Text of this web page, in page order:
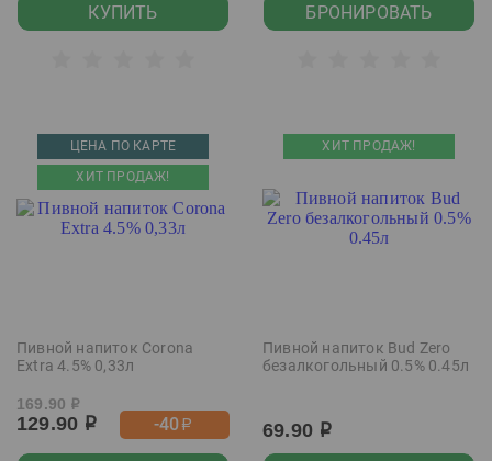
КУПИТЬ БРОНИРОВАТЬ
ЦЕНА ПО КАРТЕ
ХИТ ПРОДАЖ!
Пивной напиток Corona
Extra 4.5% 0,33л
169.90 р
129.90 р -40р
ХИТ ПРОДАЖ!
Пивной напиток Bud Zero
безалкогольный 0.5% 0.45л
69.90 р